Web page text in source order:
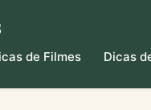
de Filmes Dicas